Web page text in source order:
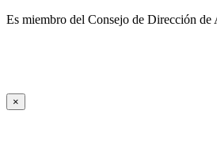
Es miembro del Consejo de Dirección
×